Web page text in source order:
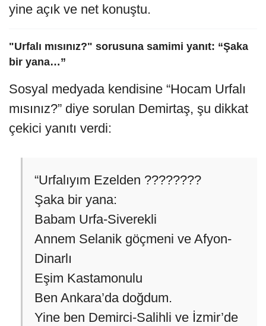
yine açık ve net konuştu.
"Urfalı mısınız?" sorusuna samimi yanıt: “Şaka
bir yana…”
Sosyal medyada kendisine “Hocam Urfalı
mısınız?” diye sorulan Demirtaş, şu dikkat
çekici yanıtı verdi:
“Urfalıyım Ezelden ????????
Şaka bir yana:
Babam Urfa-Siverekli
Annem Selanik göçmeni ve Afyon-
Dinarlı
Eşim Kastamonulu
Ben Ankara’da doğdum.
Yine ben Demirci-Salihli ve İzmir’de